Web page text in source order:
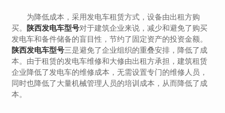
为降低成本，采用发电车租赁方式，设备由出租方购
买。 陕西发电车型号对于建筑企业来说，减少和避免了购买
发电车和备件储备的盲目性，节约了固定资产的投资金额。
陕西发电车型号三是避免了企业组织的重叠安排，降低了成
本。由于租赁的发电车维修和大修由出租方承担，建筑租赁
企业降低了发电车的维修成本，无需设置专门的维修人员，
同时也降低了大量机械管理人员的培训成本，从而降低了成
本。